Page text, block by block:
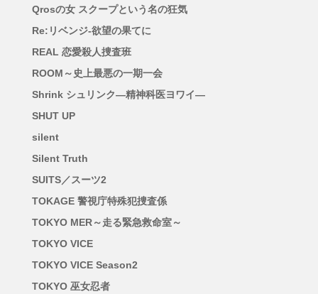
Qrosの女 スクープという名の狂気
Re:リベンジ-欲望の果てに
REAL 恋愛殺人捜査班
ROOM～史上最悪の一期一会
Shrink シュリンク―精神科医ヨワイ―
SHUT UP
silent
Silent Truth
SUITS／スーツ2
TOKAGE 警視庁特殊犯捜査係
TOKYO MER～走る緊急救命室～
TOKYO VICE
TOKYO VICE Season2
TOKYO 巫女忍者